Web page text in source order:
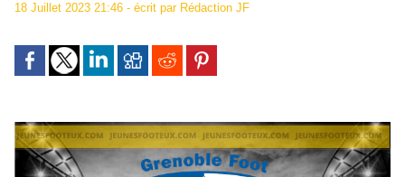
18 Juillet 2023 21:46 - écrit par Rédaction JF